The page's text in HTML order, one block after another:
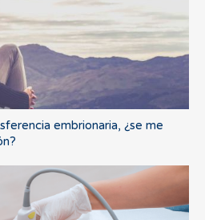
embrionaria, ¿se me